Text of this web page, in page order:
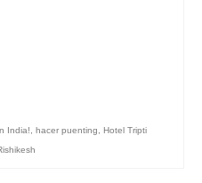
India! hacer puenting
Hotel Tripti